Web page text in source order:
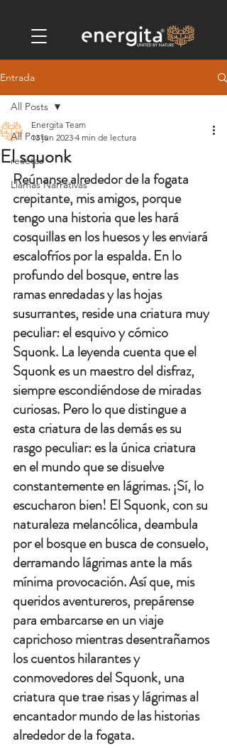
Entrada
All Posts
recetas
Llamas Narrativas
All Posts
El squonk
Energita Team
13 jun 2023 4 min de lectura
Reúnanse alrededor de la fogata
crepitante, mis amigos, porque
tengo una historia que les hará
cosquillas en los huesos y les enviará
escalofríos por la espalda. En lo
profundo del bosque, entre las
ramas enredadas y las hojas
susurrantes, reside una criatura muy
peculiar: el esquivo y cómico
Squonk. La leyenda cuenta que el
Squonk es un maestro del disfraz,
siempre escondiéndose de miradas
curiosas. Pero lo que distingue a
esta criatura de las demás es su
rasgo peculiar: es la única criatura
en el mundo que se disuelve
constantemente en lágrimas. ¡Sí, lo
escucharon bien! El Squonk, con su
naturaleza melancólica, deambula
por el bosque en busca de consuelo,
derramando lágrimas ante la más
mínima provocación. Así que, mis
queridos aventureros, prepárense
para embarcarse en un viaje
caprichoso mientras desentrañamos
los cuentos hilarantes y
conmovedores del Squonk, una
criatura que trae risas y lágrimas al
encantador mundo de las historias
alrededor de la fogata.